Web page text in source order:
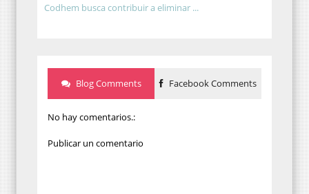
Codhem busca contribuir a eliminar ...
Blog Comments Facebook Comments
No hay comentarios.:
Publicar un comentario